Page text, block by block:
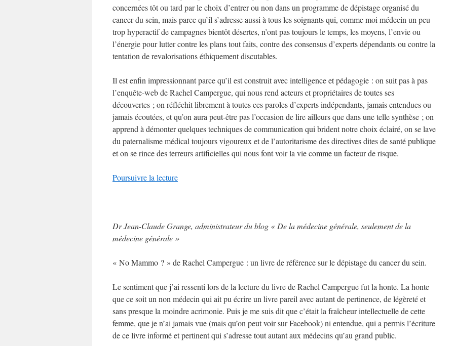
concernées tôt ou tard par le choix d’entrer ou non dans un programme de dépistage organisé du
cancer du sein, mais parce qu’il s’adresse aussi à tous les soignants qui, comme moi médecin un peu
trop hyperactif de campagnes bientôt désertes, n’ont pas toujours le temps, les moyens, l’envie ou
l’énergie pour lutter contre les plans tout faits, contre des consensus d’experts dépendants ou contre la
tentation de revalorisations éthiquement discutables.
Il est enfin impressionnant parce qu’il est construit avec intelligence et pédagogie : on suit pas à pas
l’enquête-web de Rachel Campergue, qui nous rend acteurs et propriétaires de toutes ses
découvertes ; on réfléchit librement à toutes ces paroles d’experts indépendants, jamais entendues ou
jamais écoutées, et qu’on aura peut-être pas l’occasion de lire ailleurs que dans une telle synthèse ; on
apprend à démonter quelques techniques de communication qui brident notre choix éclairé, on se lave
du paternalisme médical toujours vigoureux et de l’autoritarisme des directives dites de santé publique
et on se rince des terreurs artificielles qui nous font voir la vie comme un facteur de risque.
Poursuivre la lecture
Dr Jean-Claude Grange, administrateur du blog « De la médecine générale, seulement de la
médecine générale »
« No Mammo ? » de Rachel Campergue : un livre de référence sur le dépistage du cancer du sein.
Le sentiment que j’ai ressenti lors de la lecture du livre de Rachel Campergue fut la honte. La honte
que ce soit un non médecin qui ait pu écrire un livre pareil avec autant de pertinence, de légèreté et
sans presque la moindre acrimonie. Puis je me suis dit que c’était la fraîcheur intellectuelle de cette
femme, que je n’ai jamais vue (mais qu’on peut voir sur Facebook) ni entendue, qui a permis l’écriture
de ce livre informé et pertinent qui s’adresse tout autant aux médecins qu’au grand public.